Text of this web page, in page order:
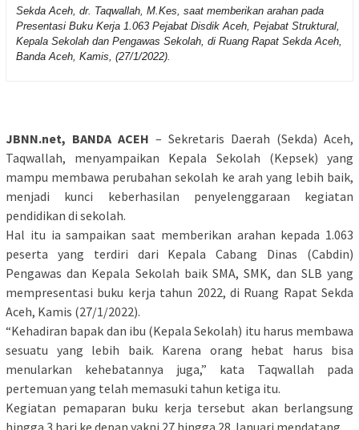
Sekda Aceh, dr. Taqwallah, M.Kes, saat memberikan arahan pada
Presentasi Buku Kerja 1.063 Pejabat Disdik Aceh, Pejabat Struktural,
Kepala Sekolah dan Pengawas Sekolah, di Ruang Rapat Sekda Aceh,
Banda Aceh, Kamis, (27/1/2022).
JBNN.net, BANDA ACEH – Sekretaris Daerah (Sekda) Aceh,
Taqwallah, menyampaikan Kepala Sekolah (Kepsek) yang
mampu membawa perubahan sekolah ke arah yang lebih baik,
menjadi kunci keberhasilan penyelenggaraan kegiatan
pendidikan di sekolah.
Hal itu ia sampaikan saat memberikan arahan kepada 1.063
peserta yang terdiri dari Kepala Cabang Dinas (Cabdin)
Pengawas dan Kepala Sekolah baik SMA, SMK, dan SLB yang
mempresentasi buku kerja tahun 2022, di Ruang Rapat Sekda
Aceh, Kamis (27/1/2022).
“Kehadiran bapak dan ibu (Kepala Sekolah) itu harus membawa
sesuatu yang lebih baik. Karena orang hebat harus bisa
menularkan kehebatannya juga,” kata Taqwallah pada
pertemuan yang telah memasuki tahun ketiga itu.
Kegiatan pemaparan buku kerja tersebut akan berlangsung